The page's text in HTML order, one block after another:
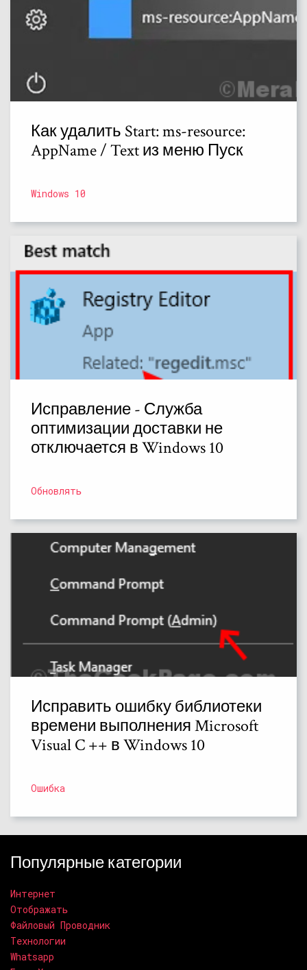
Как удалить Start: ms-resource:
AppName / Text из меню Пуск
Windows 10
Исправление - Служба
оптимизации доставки не
отключается в Windows 10
Обновлять
Исправить ошибку библиотеки
времени выполнения Microsoft
Visual C ++ в Windows 10
Ошибка
Популярные категории
Интернет
Отображать
Файловый Проводник
Технологии
Whatsapp